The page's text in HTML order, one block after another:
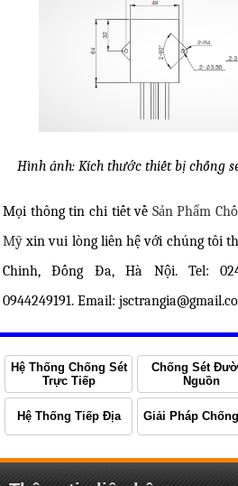
Hình ảnh: Kích thước thiết bị chống
Mọi thông tin chi tiết về Sản Phẩm
Mỹ xin vui lòng liên hệ với chúng tôi
Chinh, Đống Đa, Hà Nội. Tel:
0944249191. Email:
Hệ Thống Chống Sét
Trực Tiếp
Chống Sét
Nguồn
Hệ Thống Tiếp Địa Giải Pháp